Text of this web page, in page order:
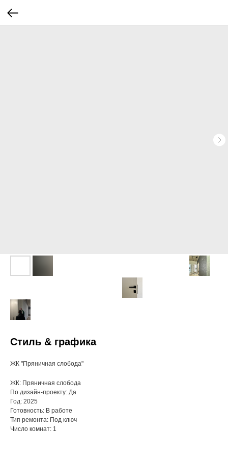
Стиль & графика
ЖК "Пряничная слобода"
ЖК: Пряничная слобода
По дизайн-проекту: Да
Год: 2025
Готовность: В работе
Тип ремонта: Под ключ
Число комнат: 1